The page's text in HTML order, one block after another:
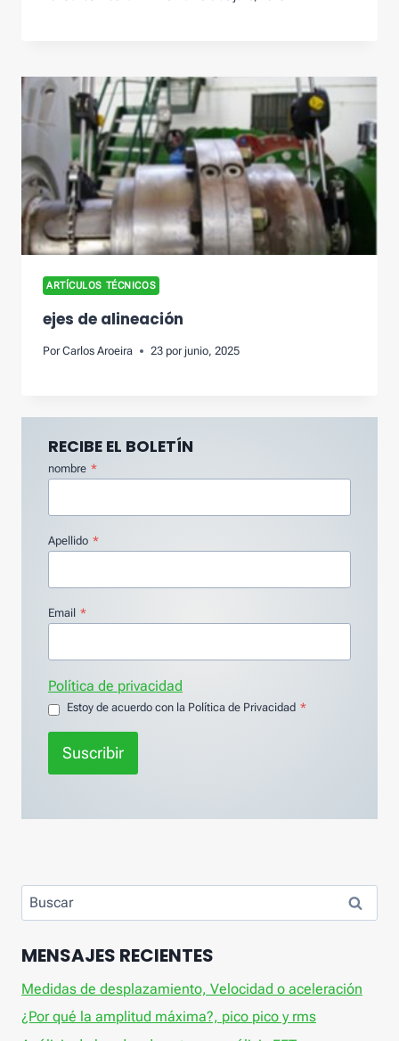
ARTÍCULOS TÉCNICOS
ejes de alineación
Por Carlos Aroeira 23 por junio, 2025
RECIBE EL BOLETÍN
nombre *
Apellido *
Email *
Política de privacidad
Estoy de acuerdo con la Política de Privacidad *
Suscribir
Buscar:
MENSAJES RECIENTES
Medidas de desplazamiento, Velocidad o aceleración
¿Por qué la amplitud máxima?, pico pico y rms